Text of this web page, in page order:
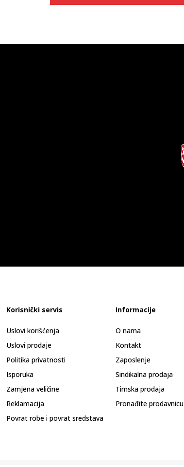
Korisnički servis
Uslovi korišćenja
Uslovi prodaje
Politika privatnosti
Isporuka
Zamjena veličine
Reklamacija
Povrat robe i povrat sredstava
Informacije
O nama
Kontakt
Zaposlenje
Sindikalna prodaja
Timska prodaja
Pronađite prodavnicu